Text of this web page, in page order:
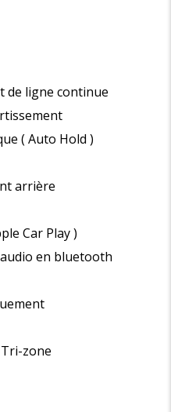
de ligne continue
( Auto Hold )
arrière
Car Play )
en bluetooth
zone